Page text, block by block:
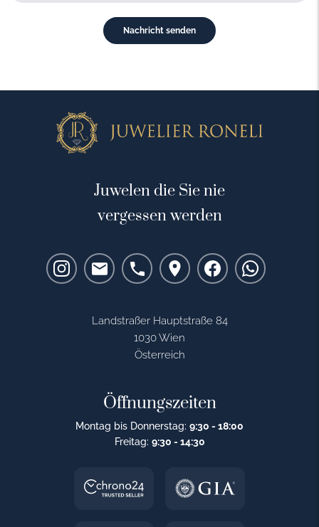
Juwelen die Sie nie
vergessen werden
Landstraßer Hauptstraße 84
1030 Wien
Österreich
Öffnungszeiten
Montag bis Donnerstag: 9:30 - 18:00
Freitag: 9:30 - 14:30